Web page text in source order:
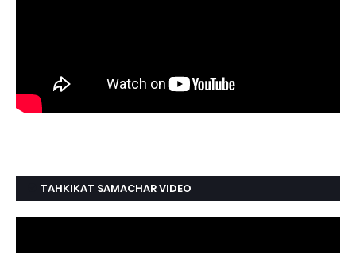
TAHKIKAT SAMACHAR VIDEO